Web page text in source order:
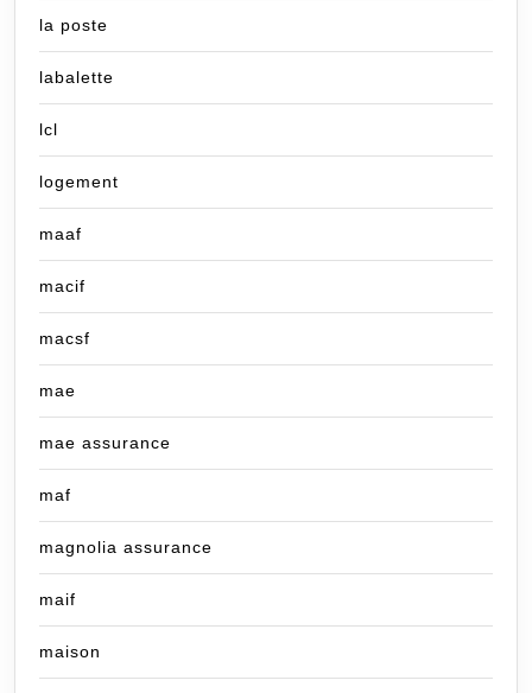
la poste
labalette
lcl
logement
maaf
macif
macsf
mae
mae assurance
maf
magnolia assurance
maif
maison